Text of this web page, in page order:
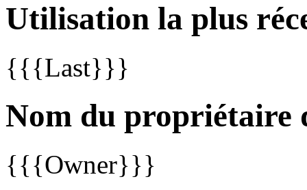
Utilisation la plus
{{{Last}}}
Nom du propriétaire
{{{Owner}}}